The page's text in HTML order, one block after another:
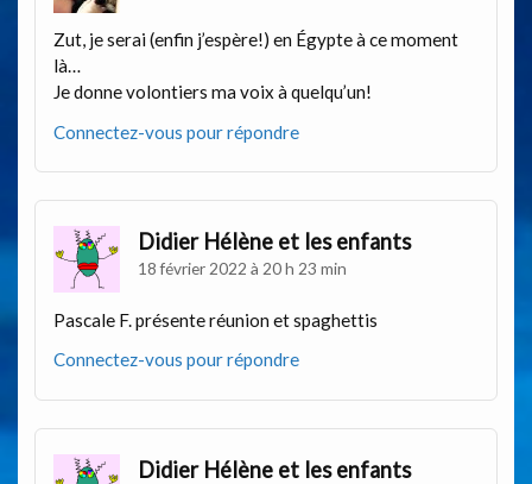
Zut, je serai (enfin j’espère!) en Égypte à ce moment
là…
Je donne volontiers ma voix à quelqu’un!
Connectez-vous pour répondre
Didier Hélène et les enfants
18 février 2022 à 20 h 23 min
Pascale F. présente réunion et spaghettis
Connectez-vous pour répondre
Didier Hélène et les enfants